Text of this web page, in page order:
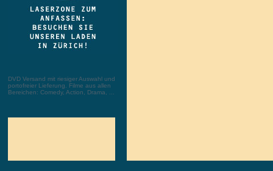
DVD Versand mit riesiger Auswahl und
portofreier Lieferung. Filme aus allen
Bereichen: Comedy, Action, Drama, ...